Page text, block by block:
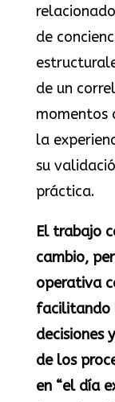
de
de un
momentos
la
su
práctica.
El trabajo
cambio,
operativa
facilitando
decisiones
de los
en “el día